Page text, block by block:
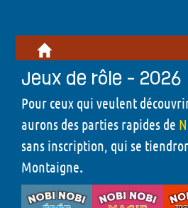
Jeux de rôle - 2026
Pour ceux qui veulent
aurons des parties rapides de
sans inscription, qui se
Montaigne.